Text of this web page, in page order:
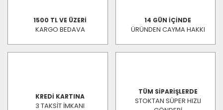
1500 TL VE ÜZERİ
KARGO BEDAVA
14 GÜN İÇİNDE
ÜRÜNDEN CAYMA HAKKI
KREDİ KARTINA
3 TAKSİT İMKANI
TÜM SİPARİŞLERDE
STOKTAN SÜPER HIZLI